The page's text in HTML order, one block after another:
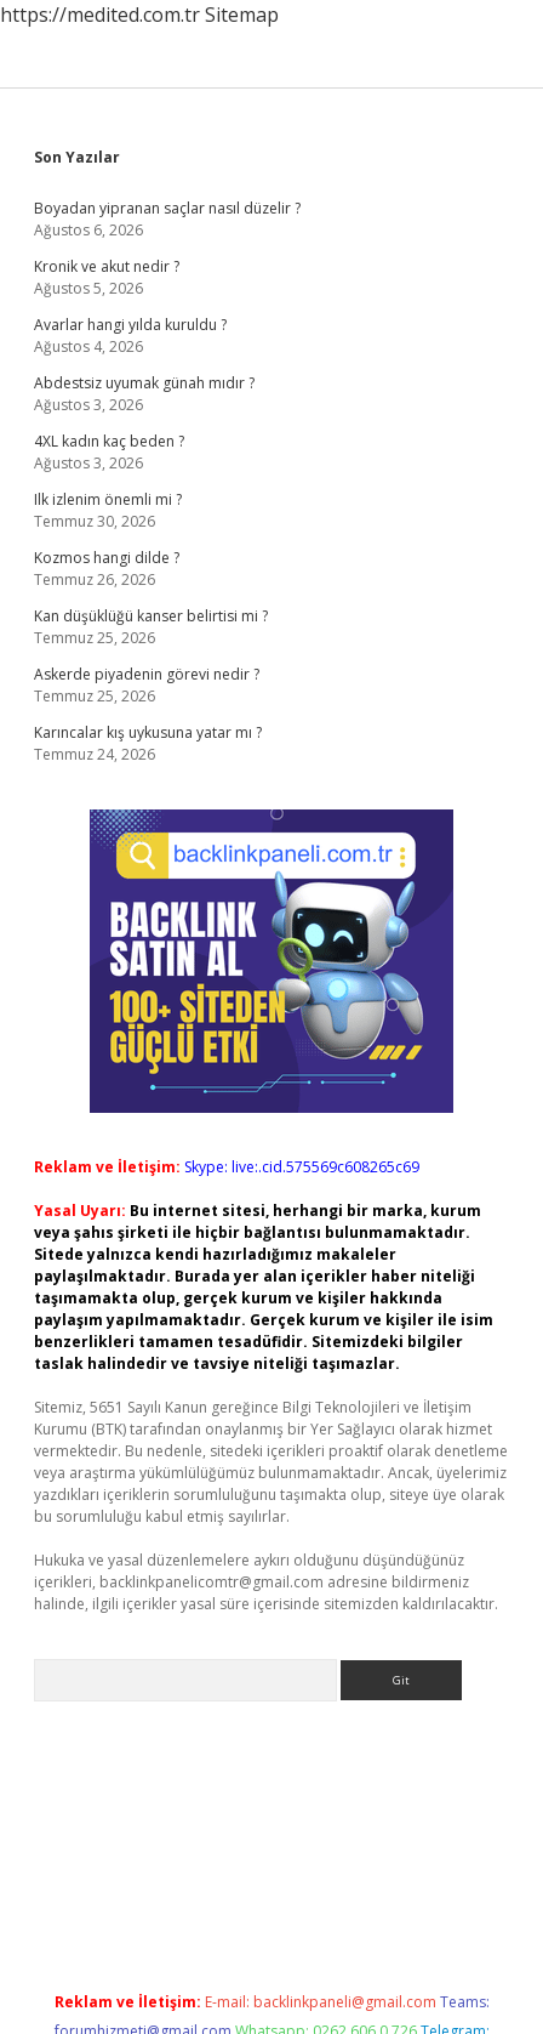
https://medited.com.trSitemap
Sidebar
Son Yazılar
Boyadan yipranan saçlar nasıl düzelir ?
Ağustos 6, 2026
Kronik ve akut nedir ?
Ağustos 5, 2026
Avarlar hangi yılda kuruldu ?
Ağustos 4, 2026
Abdestsiz uyumak günah mıdır ?
Ağustos 3, 2026
4XL kadın kaç beden ?
Ağustos 3, 2026
Ilk izlenim önemli mi ?
Temmuz 30, 2026
Kozmos hangi dilde ?
Temmuz 26, 2026
Kan düşüklüğü kanser belirtisi mi ?
Temmuz 25, 2026
Askerde piyadenin görevi nedir ?
Temmuz 25, 2026
Karıncalar kış uykusuna yatar mı ?
Temmuz 24, 2026
Reklam ve İletişim: Skype: live:.cid.575569c608265c69
Yasal Uyarı: Bu internet sitesi, herhangi bir marka, kurum
veya şahıs şirketi ile hiçbir bağlantısı bulunmamaktadır.
Sitede yalnızca kendi hazırladığımız makaleler
paylaşılmaktadır. Burada yer alan içerikler haber niteliği
taşımamakta olup, gerçek kurum ve kişiler hakkında
paylaşım yapılmamaktadır. Gerçek kurum ve kişiler ile isim
benzerlikleri tamamen tesadüfidir. Sitemizdeki bilgiler
taslak halindedir ve tavsiye niteliği taşımazlar.
Sitemiz, 5651 Sayılı Kanun gereğince Bilgi Teknolojileri ve İletişim
Kurumu (BTK) tarafından onaylanmış bir Yer Sağlayıcı olarak hizmet
vermektedir. Bu nedenle, sitedeki içerikleri proaktif olarak denetleme
veya araştırma yükümlülüğümüz bulunmamaktadır. Ancak, üyelerimiz
yazdıkları içeriklerin sorumluluğunu taşımakta olup, siteye üye olarak
bu sorumluluğu kabul etmiş sayılırlar.
Hukuka ve yasal düzenlemelere aykırı olduğunu düşündüğünüz
içerikleri, backlinkpanelicomtr@gmail.com adresine bildirmeniz
halinde, ilgili içerikler yasal süre içerisinde sitemizden kaldırılacaktır.
Reklam ve İletişim: E-mail: backlinkpaneli@gmail.com Teams: